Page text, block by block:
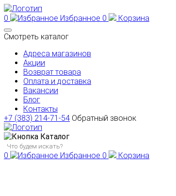
0 Избранное 0
Корзина
Смотреть каталог
Адреса магазинов
Акции
Возврат товара
Оплата и доставка
Вакансии
Блог
Контакты
+7 (383) 214-71-54 Обратный звонок
Каталог
0 Избранное 0 Корзина